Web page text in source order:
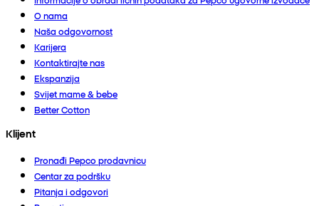
O nama
Naša odgovornost
Karijera
Kontaktirajte nas
Ekspanzija
Svijet mame & bebe
Better Cotton
Klijent
Pronađi Pepco prodavnicu
Centar za podršku
Pitanja i odgovori